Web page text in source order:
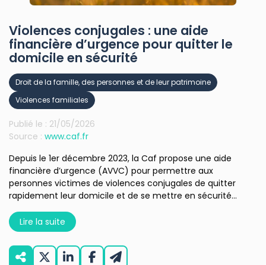
Violences conjugales : une aide
financière d’urgence pour quitter le
domicile en sécurité
Publié le : 21/05/2026
Droit de la famille, des personnes et de leur patrimoine
Violences familiales
Source : www.caf.fr
Depuis le 1er décembre 2023, la Caf propose une aide
financière d’urgence (AVVC) pour permettre aux
personnes victimes de violences conjugales de quitter
rapidement leur domicile et de se mettre en sécurité...
Lire la suite